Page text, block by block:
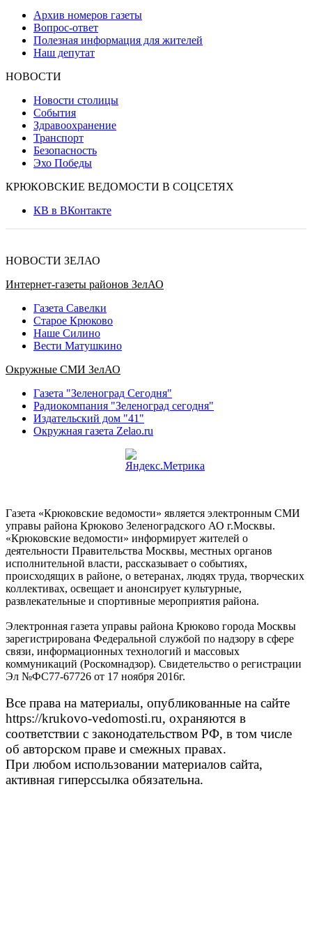
Архив номеров газеты
Вопрос-ответ
Полезная информация для жителей
Наш депутат
НОВОСТИ
Новости столицы
События
Здравоохранение
Транспорт
Безопасность
Эхо Победы
КРЮКОВСКИЕ ВЕДОМОСТИ В СОЦСЕТЯХ
КВ в ВКонтакте
НОВОСТИ ЗЕЛАО
Интернет-газеты районов ЗелАО
Газета Савелки
Старое Крюково
Наше Силино
Вести Матушкино
Окружные СМИ ЗелАО
Газета "Зеленоград Сегодня"
Радиокомпания "Зеленоград сегодня"
Издательский дом "41"
Окружная газета Zelao.ru
Газета «Крюковские ведомости» является электронным СМИ
управы района Крюково Зеленоградского АО г.Москвы.
«Крюковские ведомости» информирует жителей о
деятельности Правительства Москвы, местных органов
исполнительной власти, рассказывает о событиях,
происходящих в районе, о ветеранах, людях труда, творческих
коллективах, освещает и анонсирует культурные,
развлекательные и спортивные мероприятия района.
Электронная газета управы района Крюково города Москвы
зарегистрирована Федеральной службой по надзору в сфере
связи, информационных технологий и массовых
коммуникаций (Роскомнадзор). Свидетельство о регистрации
Эл №ФС77-67726 от 17 ноября 2016г.
Все права на материалы, опубликованные на сайте
https://krukovo-vedomosti.ru, охраняются в
соответствии с законодательством РФ, в том числе
об авторском праве и смежных правах.
При любом использовании материалов сайта,
активная гиперссылка обязательна.